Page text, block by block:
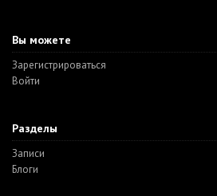
Вы можете
Зарегистрироваться
Войти
Разделы
Записи
Блоги